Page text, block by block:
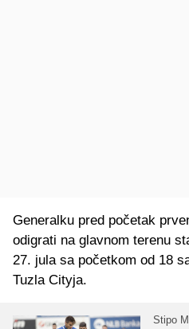
Generalku pred početak
odigrati na glavnom terenu
27. jula sa početkom od 18
Tuzla Cityja.
Stipo